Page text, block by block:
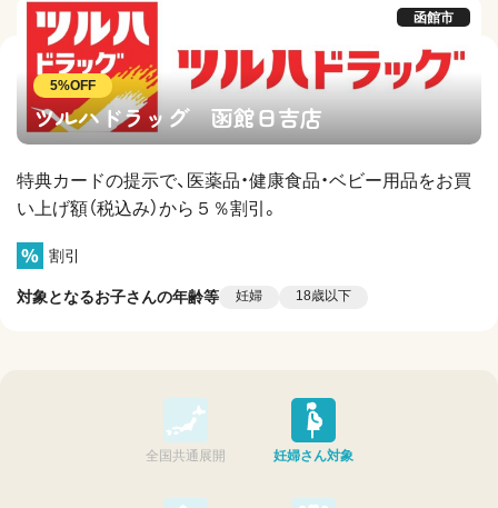
函館市
5%OFF
ツルハドラッグ 函館日吉店
特典カードの提示で、医薬品・健康食品・ベビー用品をお買
い上げ額（税込み）から５％割引。
割引
対象となるお子さんの年齢等 妊婦 18歳以下
全国共通展開 妊婦さん対象